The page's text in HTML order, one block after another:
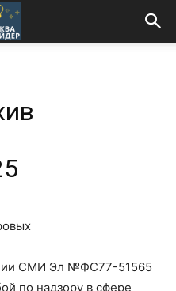
СМИ Эл №ФС77-51565
по надзору в сфере